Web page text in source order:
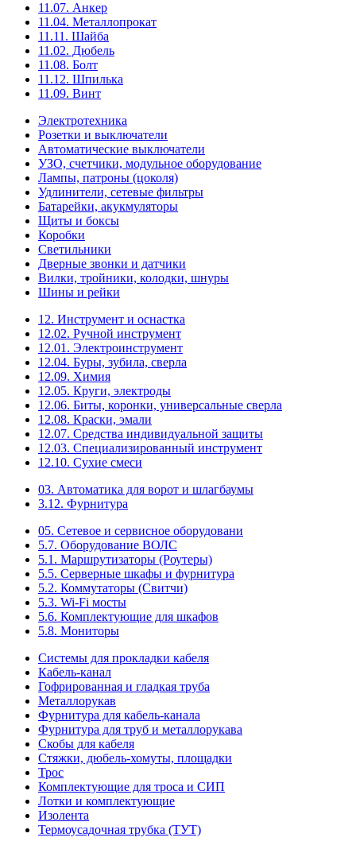
11.07. Анкер
11.04. Металлопрокат
11.11. Шайба
11.02. Дюбель
11.08. Болт
11.12. Шпилька
11.09. Винт
Электротехника
Розетки и выключатели
Автоматические выключатели
УЗО, счетчики, модульное оборудование
Лампы, патроны (цоколя)
Удлинители, сетевые фильтры
Батарейки, акукмуляторы
Щиты и боксы
Коробки
Светильники
Дверные звонки и датчики
Вилки, тройники, колодки, шнуры
Шины и рейки
12. Инструмент и оснастка
12.02. Ручной инструмент
12.01. Электроинструмент
12.04. Буры, зубила, сверла
12.09. Химия
12.05. Круги, электроды
12.06. Биты, коронки, универсальные сверла
12.08. Краски, эмали
12.07. Средства индивидуальной защиты
12.03. Специализированный инструмент
12.10. Сухие смеси
03. Автоматика для ворот и шлагбаумы
3.12. Фурнитура
05. Сетевое и сервисное оборудовани
5.7. Оборудование ВОЛС
5.1. Маршрутизаторы (Роутеры)
5.5. Серверные шкафы и фурнитура
5.2. Коммутаторы (Свитчи)
5.3. Wi-Fi мосты
5.6. Комплектующие для шкафов
5.8. Мониторы
Системы для прокладки кабеля
Кабель-канал
Гофрированная и гладкая труба
Металлорукав
Фурнитура для кабель-канала
Фурнитура для труб и металлорукава
Скобы для кабеля
Стяжки, дюбель-хомуты, площадки
Трос
Комплектующие для троса и СИП
Лотки и комплектующие
Изолента
Термоусадочная трубка (ТУТ)